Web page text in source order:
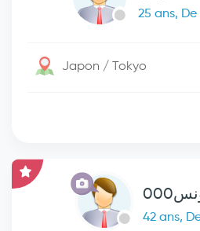
25 ans,
Japon / Tokyo
42 ans,